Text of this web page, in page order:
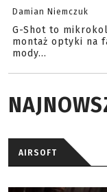
Damian Niemczuk
G-Shot to
montaż optyki na
mody...
AIRSOFT